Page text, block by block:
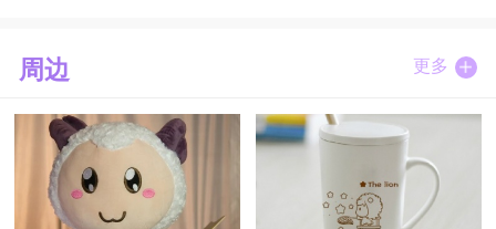
更多
周边